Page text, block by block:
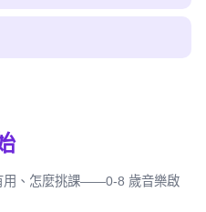
用、怎麼挑課——0-8 歲音樂啟